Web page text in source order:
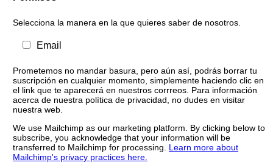
Selecciona la manera en la que quieres saber de nosotros.
Email
Prometemos no mandar basura, pero aún así, podrás borrar tu
suscripción en cualquier momento, simplemente haciendo clic en
el link que te aparecerá en nuestros corrreos. Para información
acerca de nuestra política de privacidad, no dudes en visitar
nuestra web.
We use Mailchimp as our marketing platform. By clicking below to
subscribe, you acknowledge that your information will be
transferred to Mailchimp for processing. Learn more about
Mailchimp's privacy practices here.